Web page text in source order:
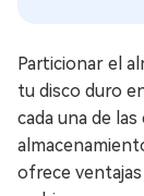
Particionar el
tu disco duro
cada una de
ofrece